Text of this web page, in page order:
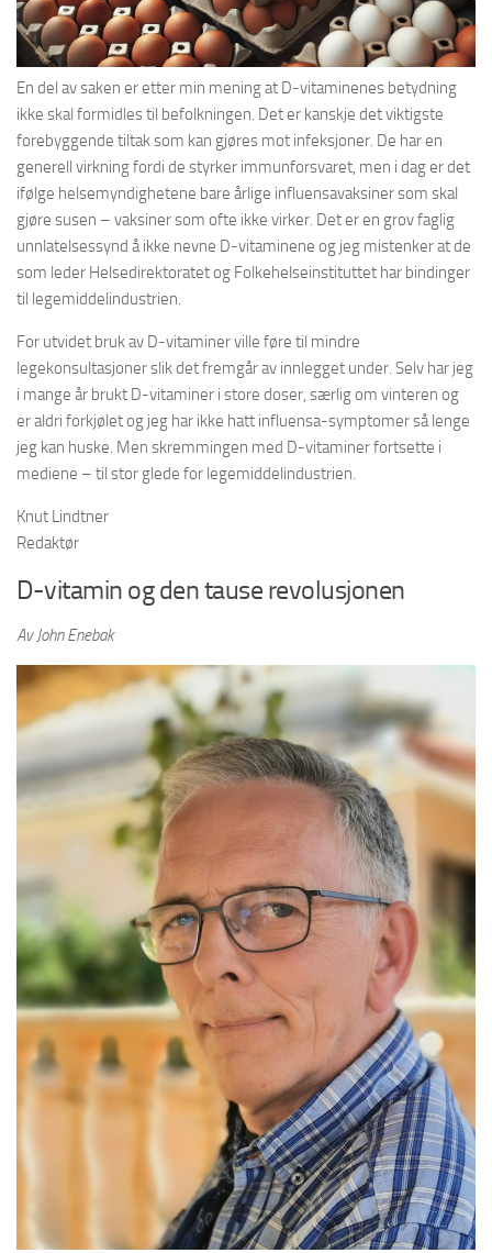
En del av saken er etter min mening at D-vitaminenes betydning
ikke skal formidles til befolkningen. Det er kanskje det viktigste
forebyggende tiltak som kan gjøres mot infeksjoner. De har en
generell virkning fordi de styrker immunforsvaret, men i dag er det
ifølge helsemyndighetene bare årlige influensavaksiner som skal
gjøre susen – vaksiner som ofte ikke virker. Det er en grov faglig
unnlatelsessynd å ikke nevne D-vitaminene og jeg mistenker at de
som leder Helsedirektoratet og Folkehelseinstituttet har bindinger
til legemiddelindustrien.
For utvidet bruk av D-vitaminer ville føre til mindre
legekonsultasjoner slik det fremgår av innlegget under. Selv har jeg
i mange år brukt D-vitaminer i store doser, særlig om vinteren og
er aldri forkjølet og jeg har ikke hatt influensa-symptomer så lenge
jeg kan huske. Men skremmingen med D-vitaminer fortsette i
mediene – til stor glede for legemiddelindustrien.
Knut Lindtner
Redaktør
D-vitamin og den tause revolusjonen
Av John Enebak